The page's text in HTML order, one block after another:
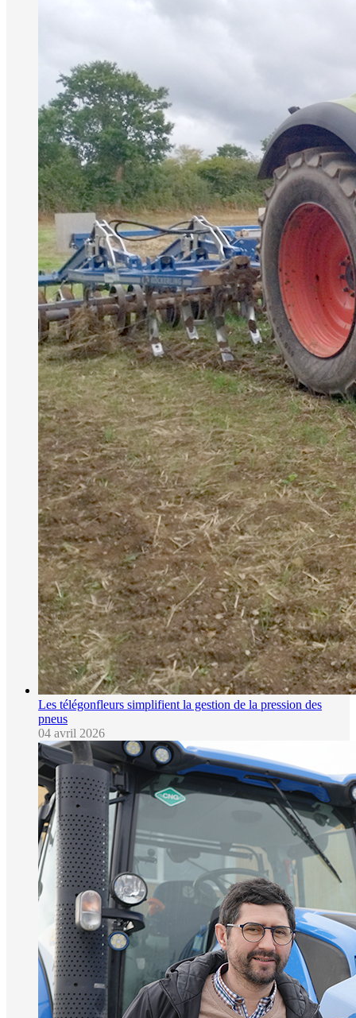
Les télégonfleurs simplifient la gestion de la pression des
pneus
04 avril 2026